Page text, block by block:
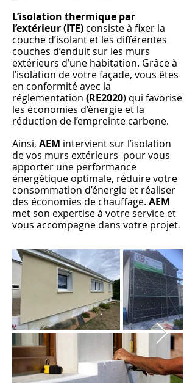
L’isolation thermique par
l’extérieur (ITE) consiste à fixer la
couche d’isolant et les différentes
couches d’enduit sur les murs
extérieurs d’une habitation. Grâce à
l’isolation de votre façade, vous êtes
en conformité avec la
réglementation (RE2020) qui favorise
les économies d’énergie et la
réduction de l’empreinte carbone.
Ainsi, AEM intervient sur l’isolation
de vos murs extérieurs pour vous
apporter une performance
énergétique optimale, réduire votre
consommation d’énergie et réaliser
des économies de chauffage. AEM
met son expertise à votre service et
vous accompagne dans votre projet.